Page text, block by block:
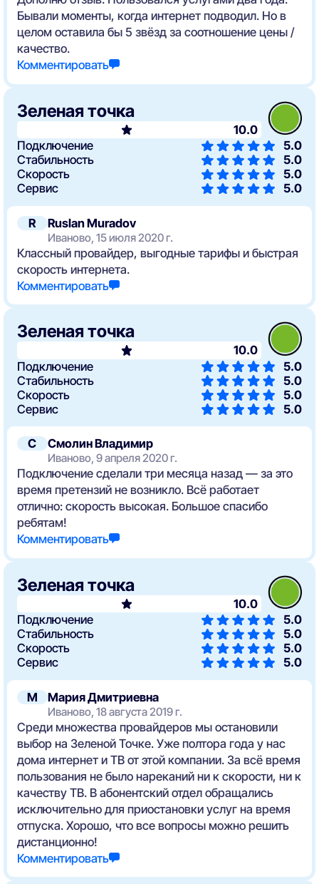
Бывали моменты, когда интернет подводил. Но в
целом оставила бы 5 звёзд за соотношение цены /
качество.
Комментировать
R Ruslan Muradov
Иваново, 15 июля 2020 г.
Классный провайдер, выгодные тарифы и быстрая
скорость интернета.
Комментировать
Зеленая точка
10.0
Подключение
5.0
Стабильность
5.0
Скорость
5.0
Сервис
5.0
С Смолин Владимир
Иваново, 9 апреля 2020 г.
Подключение сделали три месяца назад — за это
время претензий не возникло. Всё работает
отлично: скорость высокая. Большое спасибо
ребятам!
Комментировать
Зеленая точка
10.0
Подключение
5.0
Стабильность
5.0
Скорость
5.0
Сервис
5.0
М Мария Дмитриевна
Иваново, 18 августа 2019 г.
Среди множества провайдеров мы остановили
выбор на Зеленой Точке. Уже полтора года у нас
дома интернет и ТВ от этой компании. За всё время
пользования не было нареканий ни к скорости, ни к
качеству ТВ. В абонентский отдел обращались
исключительно для приостановки услуг на время
отпуска. Хорошо, что все вопросы можно решить
дистанционно!
Комментировать
Зеленая точка
10.0
Подключение
5.0
Стабильность
5.0
Скорость
5.0
Сервис
5.0